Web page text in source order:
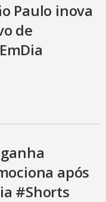
Paulo inova
de
após
#Shorts